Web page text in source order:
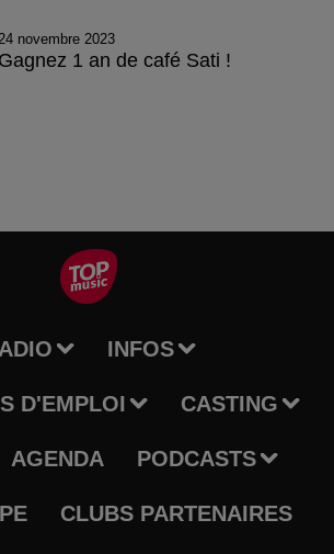
novembre 2023
Gagnez 1 an de café Sati !
INFOS
D'EMPLOI CASTING
AGENDA PODCASTS
CLUBS PARTENAIRES